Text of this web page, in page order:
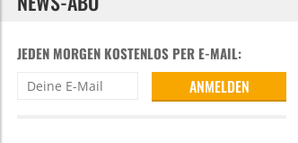
JEDEN MORGEN KOSTENLOS PER E-MAIL: